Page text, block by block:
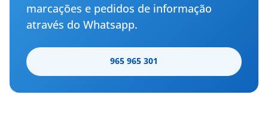
marcações e pedidos de informação
através do Whatsapp.
965 965 301